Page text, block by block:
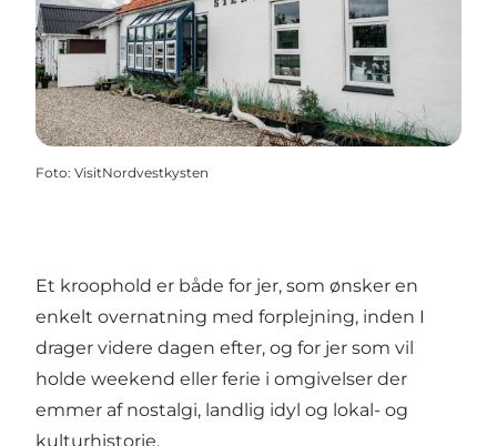
Foto: VisitNordvestkysten
Et kroophold er både for jer, som ønsker en
enkelt overnatning med forplejning, inden I
drager videre dagen efter, og for jer som vil
holde weekend eller ferie i omgivelser der
emmer af nostalgi, landlig idyl og lokal- og
kulturhistorie.